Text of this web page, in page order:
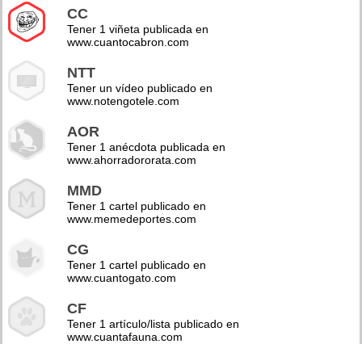
CC
Tener 1 viñeta publicada en
www.cuantocabron.com
NTT
Tener un vídeo publicado en
www.notengotele.com
AOR
Tener 1 anécdota publicada en
www.ahorradororata.com
MMD
Tener 1 cartel publicado en
www.memedeportes.com
CG
Tener 1 cartel publicado en
www.cuantogato.com
CF
Tener 1 artículo/lista publicado en
www.cuantafauna.com